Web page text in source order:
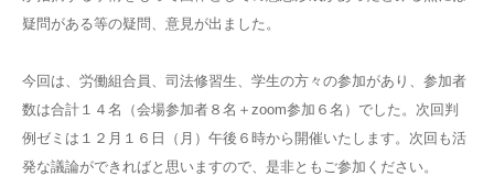
疑問がある等の疑問、意見が出ました。
今回は、労働組合員、司法修習生、学生の方々の参加があり、参加者
数は合計１４名（会場参加者８名＋zoom参加６名）でした。次回判
例ゼミは１２月１６日（月）午後６時から開催いたします。次回も活
発な議論ができればと思いますので、是非ともご参加ください。